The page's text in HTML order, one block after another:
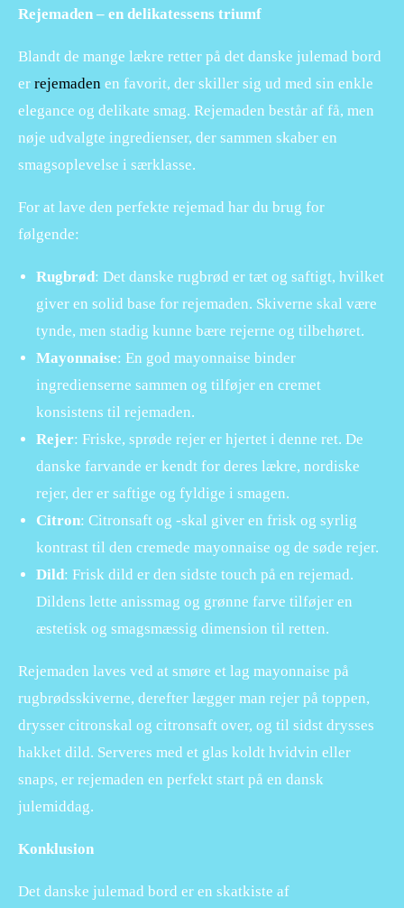
Rejemaden – en delikatessens triumf
Blandt de mange lækre retter på det danske julemad bord
er rejemaden en favorit, der skiller sig ud med sin enkle
elegance og delikate smag. Rejemaden består af få, men
nøje udvalgte ingredienser, der sammen skaber en
smagsoplevelse i særklasse.
For at lave den perfekte rejemad har du brug for
følgende:
Rugbrød: Det danske rugbrød er tæt og saftigt, hvilket
giver en solid base for rejemaden. Skiverne skal være
tynde, men stadig kunne bære rejerne og tilbehøret.
Mayonnaise: En god mayonnaise binder
ingredienserne sammen og tilføjer en cremet
konsistens til rejemaden.
Rejer: Friske, sprøde rejer er hjertet i denne ret. De
danske farvande er kendt for deres lækre, nordiske
rejer, der er saftige og fyldige i smagen.
Citron: Citronsaft og -skal giver en frisk og syrlig
kontrast til den cremede mayonnaise og de søde rejer.
Dild: Frisk dild er den sidste touch på en rejemad.
Dildens lette anissmag og grønne farve tilføjer en
æstetisk og smagsmæssig dimension til retten.
Rejemaden laves ved at smøre et lag mayonnaise på
rugbrødsskiverne, derefter lægger man rejer på toppen,
drysser citronskal og citronsaft over, og til sidst drysses
hakket dild. Serveres med et glas koldt hvidvin eller
snaps, er rejemaden en perfekt start på en dansk
julemiddag.
Konklusion
Det danske julemad bord er en skatkiste af